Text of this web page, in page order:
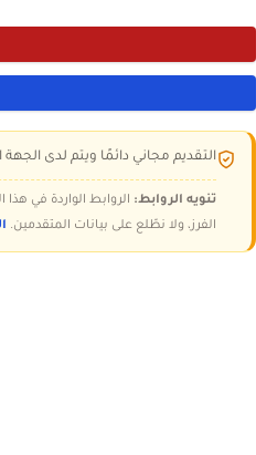
التقديم مجاني دائمًا ويتم لدى
تنويه الروابط: الروابط الواردة في
الفرز، ولا نطّلع على بيانات المتقدمين.